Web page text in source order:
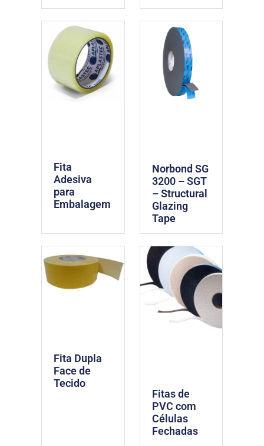
Fita
Adesiva
para
Embalagem
Norbond SG
3200 – SGT
– Structural
Glazing
Tape
Fita Dupla
Face de
Tecido
Fitas de
PVC com
Células
Fechadas